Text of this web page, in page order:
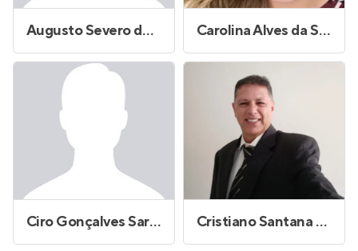
Augusto Severo de Oliveira Carolina Alves da Silva Andrade
Ciro Gonçalves Sarrea Cristiano Santana Reis